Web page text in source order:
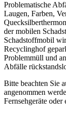
Problematische
Laugen, Farben,
der mobilen
Schadstoffmobil
Recyclinghof
Problemmüll und
Abfälle
Bitte beachten Sie
angenommen
Fernsehgeräte